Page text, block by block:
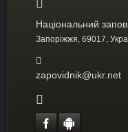
Національний
Запоріжжя, 69017,
zapovidnik@ukr.net